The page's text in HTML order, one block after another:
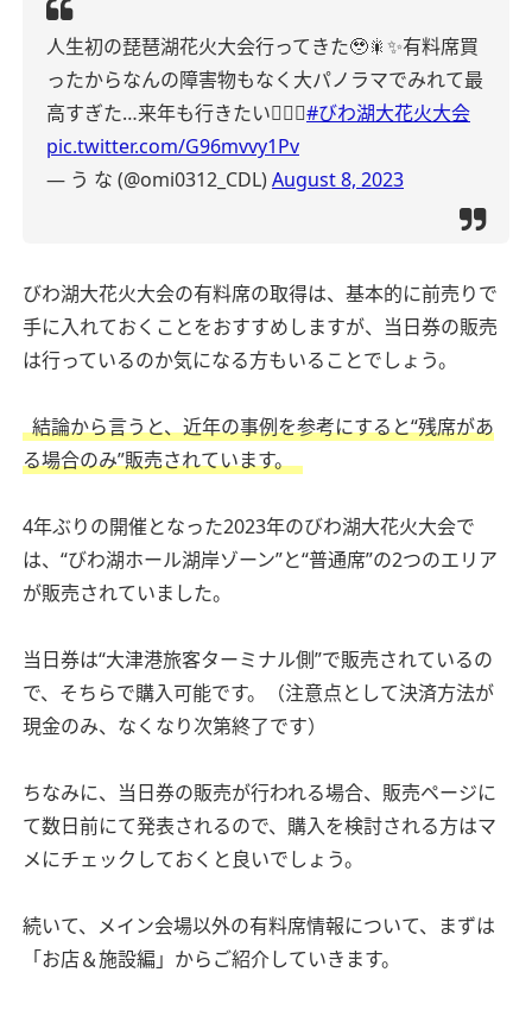
人生初の琵琶湖花火大会行ってきた🥹🎇✨有料席買
ったからなんの障害物もなく大パノラマでみれて最
高すぎた…来年も行きたい😮‍💨✨#びわ湖大花火大会
pic.twitter.com/G96mvvy1Pv
— う な (@omi0312_CDL)August 8, 2023
びわ湖大花火大会の有料席の取得は、基本的に前売りで
手に入れておくことをおすすめしますが、当日券の販売
は行っているのか気になる方もいることでしょう。
結論から言うと、近年の事例を参考にすると“残席があ
る場合のみ”販売されています。
4年ぶりの開催となった2023年のびわ湖大花火大会で
は、“びわ湖ホール湖岸ゾーン”と“普通席”の2つのエリア
が販売されていました。
当日券は“大津港旅客ターミナル側”で販売されているの
で、そちらで購入可能です。（注意点として決済方法が
現金のみ、なくなり次第終了です）
ちなみに、当日券の販売が行われる場合、販売ページに
て数日前にて発表されるので、購入を検討される方はマ
メにチェックしておくと良いでしょう。
続いて、メイン会場以外の有料席情報について、まずは
「お店＆施設編」からご紹介していきます。